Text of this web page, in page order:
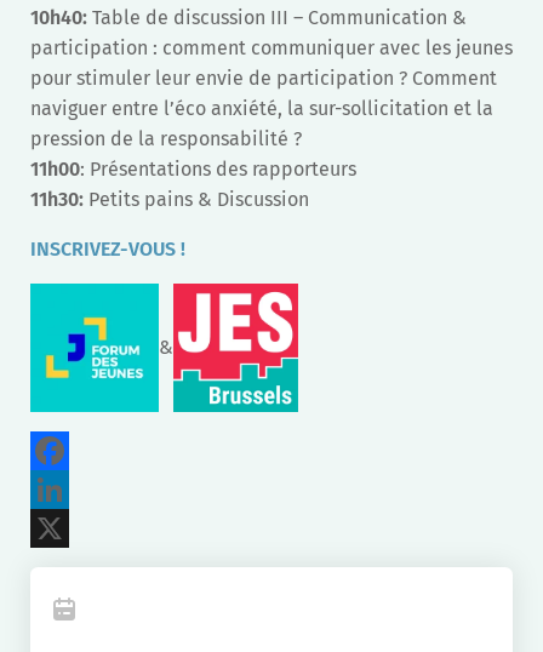
10h40: Table de discussion III – Communication &
participation : comment communiquer avec les jeunes
pour stimuler leur envie de participation ? Comment
naviguer entre l’éco anxiété, la sur-sollicitation et la
pression de la responsabilité ?
11h00: Présentations des rapporteurs
11h30: Petits pains & Discussion
INSCRIVEZ-VOUS !
&
Facebook
LinkedIn
X